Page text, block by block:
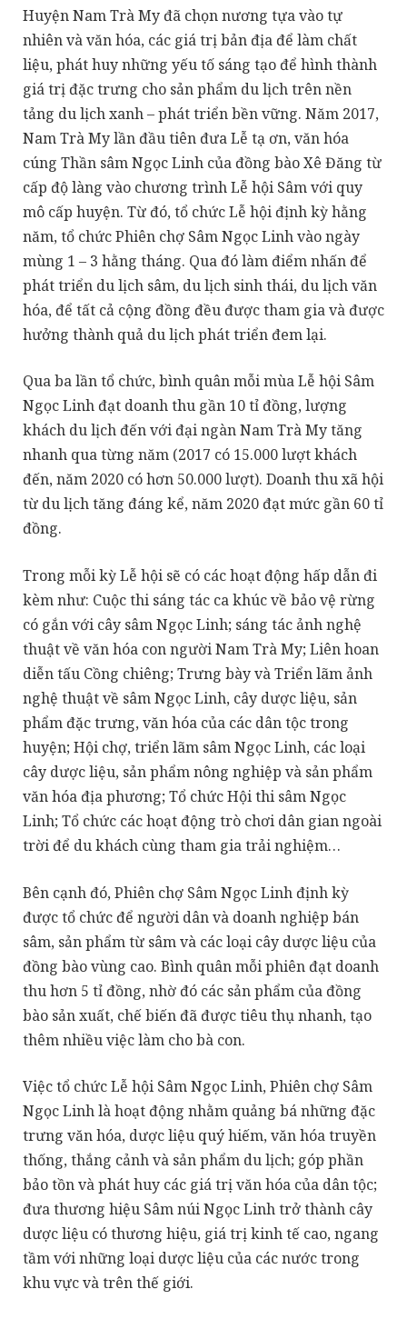
Huyện Nam Trà My đã chọn nương tựa vào tự
nhiên và văn hóa, các giá trị bản địa để làm chất
liệu, phát huy những yếu tố sáng tạo để hình thành
giá trị đặc trưng cho sản phẩm du lịch trên nền
tảng du lịch xanh – phát triển bền vững. Năm 2017,
Nam Trà My lần đầu tiên đưa Lễ tạ ơn, văn hóa
cúng Thần sâm Ngọc Linh của đồng bào Xê Đăng từ
cấp độ làng vào chương trình Lễ hội Sâm với quy
mô cấp huyện. Từ đó, tổ chức Lễ hội định kỳ hằng
năm, tổ chức Phiên chợ Sâm Ngọc Linh vào ngày
mùng 1 – 3 hằng tháng. Qua đó làm điểm nhấn để
phát triển du lịch sâm, du lịch sinh thái, du lịch văn
hóa, để tất cả cộng đồng đều được tham gia và được
hưởng thành quả du lịch phát triển đem lại.
Qua ba lần tổ chức, bình quân mỗi mùa Lễ hội Sâm
Ngọc Linh đạt doanh thu gần 10 tỉ đồng, lượng
khách du lịch đến với đại ngàn Nam Trà My tăng
nhanh qua từng năm (2017 có 15.000 lượt khách
đến, năm 2020 có hơn 50.000 lượt). Doanh thu xã hội
từ du lịch tăng đáng kể, năm 2020 đạt mức gần 60 tỉ
đồng.
Trong mỗi kỳ Lễ hội sẽ có các hoạt động hấp dẫn đi
kèm như: Cuộc thi sáng tác ca khúc về bảo vệ rừng
có gắn với cây sâm Ngọc Linh; sáng tác ảnh nghệ
thuật về văn hóa con người Nam Trà My; Liên hoan
diễn tấu Cồng chiêng; Trưng bày và Triển lãm ảnh
nghệ thuật về sâm Ngọc Linh, cây dược liệu, sản
phẩm đặc trưng, văn hóa của các dân tộc trong
huyện; Hội chợ, triển lãm sâm Ngọc Linh, các loại
cây dược liệu, sản phẩm nông nghiệp và sản phẩm
văn hóa địa phương; Tổ chức Hội thi sâm Ngọc
Linh; Tổ chức các hoạt động trò chơi dân gian ngoài
trời để du khách cùng tham gia trải nghiệm…
Bên cạnh đó, Phiên chợ Sâm Ngọc Linh định kỳ
được tổ chức để người dân và doanh nghiệp bán
sâm, sản phẩm từ sâm và các loại cây dược liệu của
đồng bào vùng cao. Bình quân mỗi phiên đạt doanh
thu hơn 5 tỉ đồng, nhờ đó các sản phẩm của đồng
bào sản xuất, chế biến đã được tiêu thụ nhanh, tạo
thêm nhiều việc làm cho bà con.
Việc tổ chức Lễ hội Sâm Ngọc Linh, Phiên chợ Sâm
Ngọc Linh là hoạt động nhằm quảng bá những đặc
trưng văn hóa, dược liệu quý hiếm, văn hóa truyền
thống, thắng cảnh và sản phẩm du lịch; góp phần
bảo tồn và phát huy các giá trị văn hóa của dân tộc;
đưa thương hiệu Sâm núi Ngọc Linh trở thành cây
dược liệu có thương hiệu, giá trị kinh tế cao, ngang
tầm với những loại dược liệu của các nước trong
khu vực và trên thế giới.